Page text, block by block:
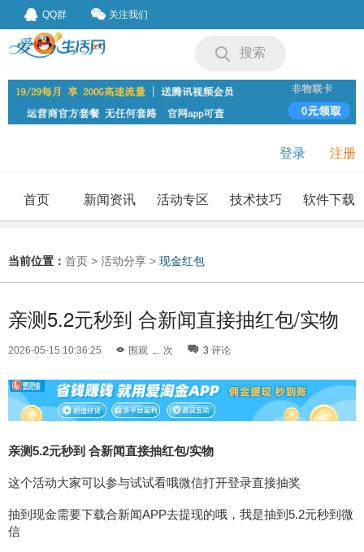
QQ群 关注我们
搜索
登录 注册
首页 新闻资讯 活动专区 技术技巧 软件下载
当前位置： 首页 > 活动分享 > 现金红包
亲测5.2元秒到 合新闻直接抽红包/实物
2026-05-15 10:36:25 围观 ... 次 3 评论
亲测5.2元秒到 合新闻直接抽红包/实物
这个活动大家可以参与试试看哦微信打开登录直接抽奖
抽到现金需要下载合新闻APP去提现的哦，我是抽到5.2元秒到微
信